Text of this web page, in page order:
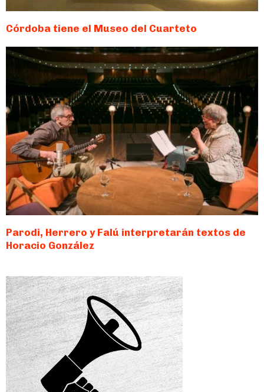
Córdoba tiene el Museo del Cuarteto
Parodi, Herrero y Falú interpretarán textos de
Horacio González